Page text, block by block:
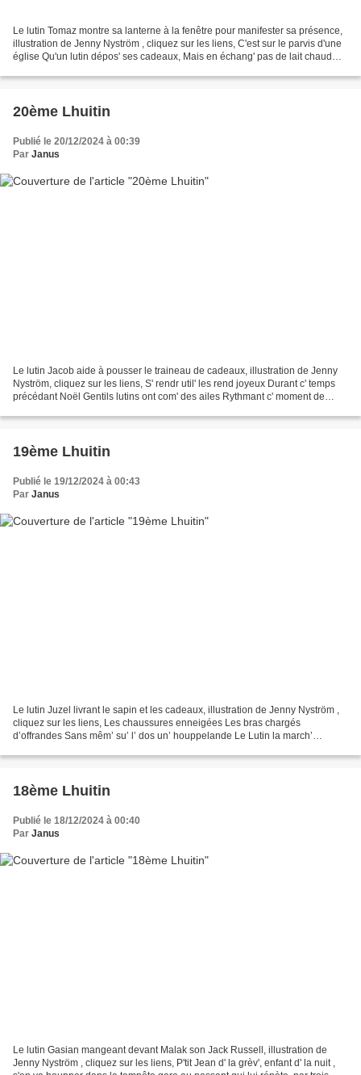
Le lutin Tomaz montre sa lanterne à la fenêtre pour manifester sa présence,
illustration de Jenny Nyström , cliquez sur les liens, C'est sur le parvis d'une
église Qu'un lutin dépos' ses cadeaux, Mais en échang' pas de lait chaud
20ème Lhuitin
Publié le 20/12/2024 à 00:39
Par Janus
Le lutin Jacob aide à pousser le traineau de cadeaux, illustration de Jenny
Nyström, cliquez sur les liens, S' rendr util' les rend joyeux Durant c' temps
précédant Noël Gentils lutins ont com' des ailes Rythmant c' moment de
19ème Lhuitin
Publié le 19/12/2024 à 00:43
Par Janus
Le lutin Juzel livrant le sapin et les cadeaux, illustration de Jenny Nyström ,
cliquez sur les liens, Les chaussures enneigées Les bras chargés
d’offrandes Sans mêm’ su’ l’ dos un’ houppelande Le Lutin la march’
18ème Lhuitin
Publié le 18/12/2024 à 00:40
Par Janus
Le lutin Gasian mangeant devant Malak son Jack Russell, illustration de
Jenny Nyström , cliquez sur les liens, P'tit Jean d' la grèv', enfant d' la nuit ,